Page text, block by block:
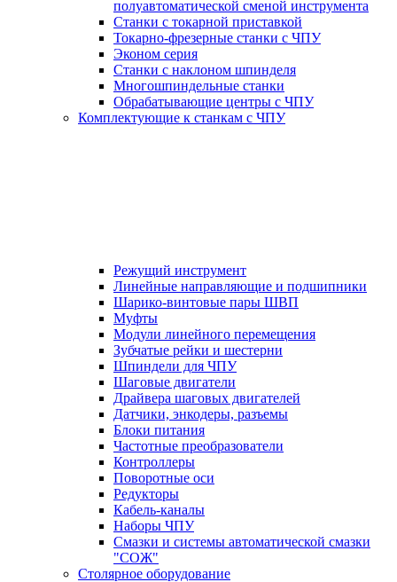
полуавтоматической сменой инструмента
Станки с токарной приставкой
Токарно-фрезерные станки с ЧПУ
Эконом серия
Станки с наклоном шпинделя
Многошпиндельные станки
Обрабатывающие центры с ЧПУ
Комплектующие к станкам с ЧПУ
Режущий инструмент
Линейные направляющие и подшипники
Шарико-винтовые пары ШВП
Муфты
Модули линейного перемещения
Зубчатые рейки и шестерни
Шпиндели для ЧПУ
Шаговые двигатели
Драйвера шаговых двигателей
Датчики, энкодеры, разъемы
Блоки питания
Частотные преобразователи
Контроллеры
Поворотные оси
Редукторы
Кабель-каналы
Наборы ЧПУ
Смазки и системы автоматической смазки
"СОЖ"
Столярное оборудование